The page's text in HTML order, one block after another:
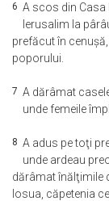
6 A scos din Casa
Ierusalim la
prefăcut în
poporului.
7 A dărâmat
unde femeile
8 A adus pe toţi
unde ardeau
dărâmat înălţimile
Iosua, căpetenia